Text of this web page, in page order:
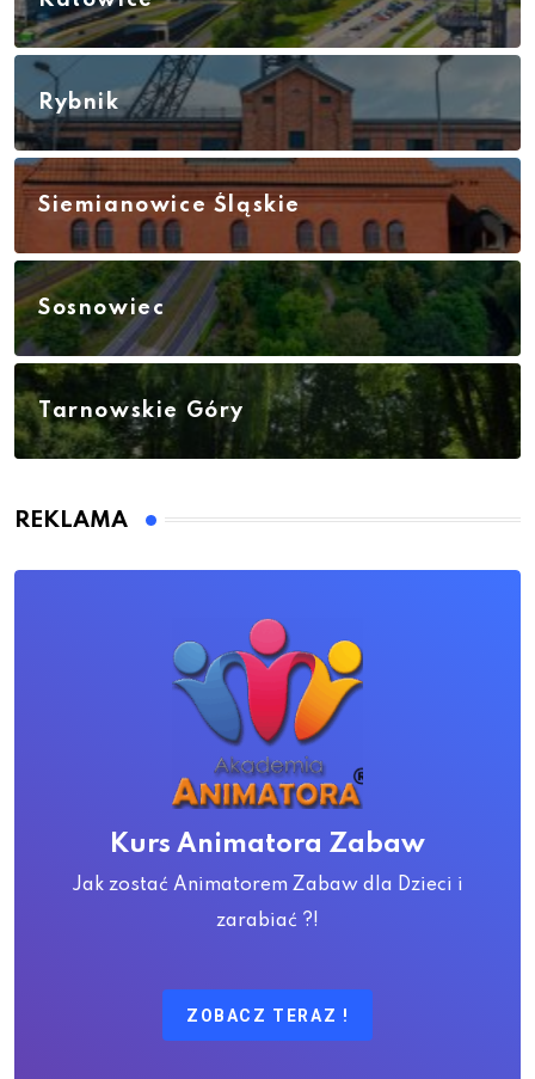
Rybnik
Siemianowice Śląskie
Sosnowiec
Tarnowskie Góry
REKLAMA
Kurs Animatora Zabaw
Jak zostać Animatorem Zabaw dla Dzieci i
zarabiać ?!
ZOBACZ TERAZ !